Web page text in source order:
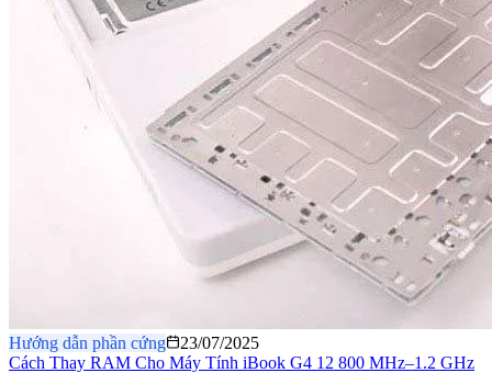
Hướng dẫn phần cứng
23/07/2025
Cách Thay RAM Cho Máy Tính iBook G4 12 800 MHz–1.2 GHz